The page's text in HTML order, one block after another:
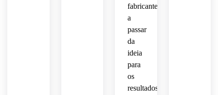
conceitos
fabricantes
a
passar
da
ideia
para
os
resultados